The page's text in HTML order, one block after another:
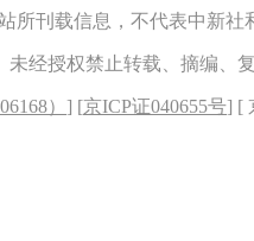
所刊载信息，不代表中新
未经授权禁止转载、摘编、
） ] [京ICP证040655号] [